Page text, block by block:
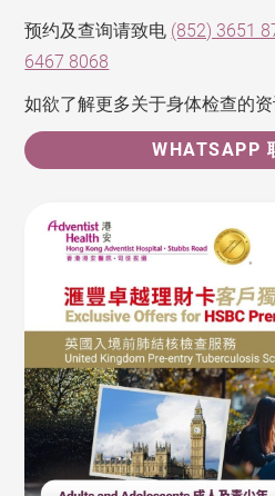
预约及查询请致电 (852) 3651
6467 8068
如欲了解更多关于身体检查的
WHATSAPP